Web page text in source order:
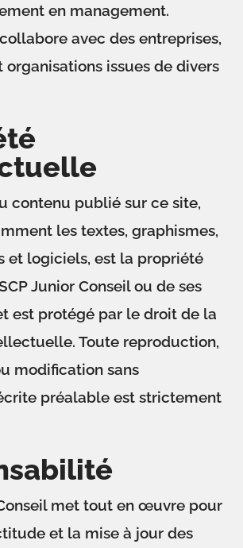
en management.
collabore avec des entreprises,
issues de divers
contenu publié sur ce site,
les textes, graphismes,
et logiciels, est la propriété
Junior Conseil ou de ses
est protégé par le droit de la
Toute reproduction,
modification sans
préalable est strictement
met tout en œuvre pour
et la mise à jour des